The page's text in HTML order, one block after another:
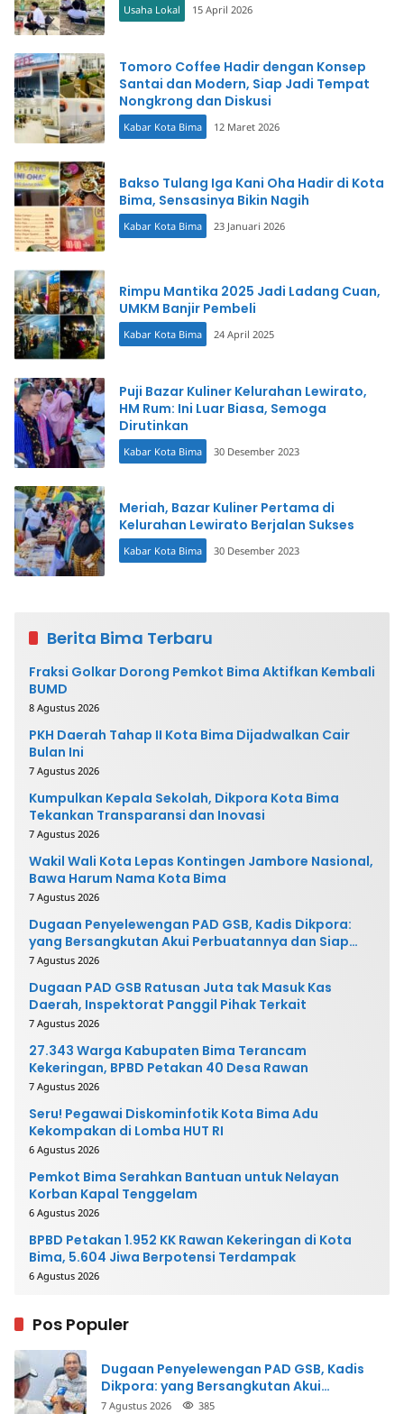
Usaha Lokal 15 April 2026
Tomoro Coffee Hadir dengan Konsep
Santai dan Modern, Siap Jadi Tempat
Nongkrong dan Diskusi
Kabar Kota Bima 12 Maret 2026
Bakso Tulang Iga Kani Oha Hadir di Kota
Bima, Sensasinya Bikin Nagih
Kabar Kota Bima 23 Januari 2026
Rimpu Mantika 2025 Jadi Ladang Cuan,
UMKM Banjir Pembeli
Kabar Kota Bima 24 April 2025
Puji Bazar Kuliner Kelurahan Lewirato,
HM Rum: Ini Luar Biasa, Semoga
Dirutinkan
Kabar Kota Bima 30 Desember 2023
Meriah, Bazar Kuliner Pertama di
Kelurahan Lewirato Berjalan Sukses
Kabar Kota Bima 30 Desember 2023
Berita Bima Terbaru
Fraksi Golkar Dorong Pemkot Bima Aktifkan Kembali
BUMD
8 Agustus 2026
PKH Daerah Tahap II Kota Bima Dijadwalkan Cair
Bulan Ini
7 Agustus 2026
Kumpulkan Kepala Sekolah, Dikpora Kota Bima
Tekankan Transparansi dan Inovasi
7 Agustus 2026
Wakil Wali Kota Lepas Kontingen Jambore Nasional,
Bawa Harum Nama Kota Bima
7 Agustus 2026
Dugaan Penyelewengan PAD GSB, Kadis Dikpora:
yang Bersangkutan Akui Perbuatannya dan Siap
Mengembalikan Uang
7 Agustus 2026
Dugaan PAD GSB Ratusan Juta tak Masuk Kas
Daerah, Inspektorat Panggil Pihak Terkait
7 Agustus 2026
27.343 Warga Kabupaten Bima Terancam
Kekeringan, BPBD Petakan 40 Desa Rawan
7 Agustus 2026
Seru! Pegawai Diskominfotik Kota Bima Adu
Kekompakan di Lomba HUT RI
6 Agustus 2026
Pemkot Bima Serahkan Bantuan untuk Nelayan
Korban Kapal Tenggelam
6 Agustus 2026
BPBD Petakan 1.952 KK Rawan Kekeringan di Kota
Bima, 5.604 Jiwa Berpotensi Terdampak
6 Agustus 2026
Pos Populer
Dugaan Penyelewengan PAD GSB, Kadis
Dikpora: yang Bersangkutan Akui
Perbuatannya dan Siap Mengembalikan
7 Agustus 2026 385